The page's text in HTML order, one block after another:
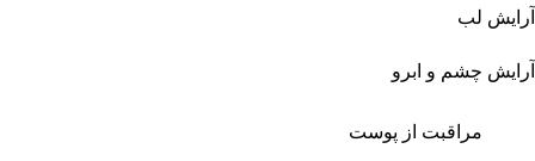
آرایش لب
آرایش چشم و ابرو
مراقبت از پوست